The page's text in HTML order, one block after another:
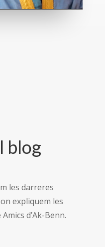
blog
les darreres
expliquem les
d’Ak-Benn.